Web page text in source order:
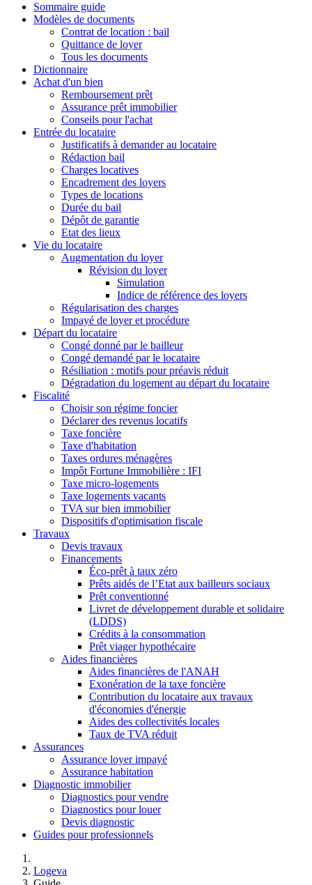
Sommaire guide
Modèles de documents
Contrat de location : bail
Quittance de loyer
Tous les documents
Dictionnaire
Achat d'un bien
Remboursement prêt
Assurance prêt immobilier
Conseils pour l'achat
Entrée du locataire
Justificatifs à demander au locataire
Rédaction bail
Charges locatives
Encadrement des loyers
Types de locations
Durée du bail
Dépôt de garantie
Etat des lieux
Vie du locataire
Augmentation du loyer
Révision du loyer
Simulation
Indice de référence des loyers
Régularisation des charges
Impayé de loyer et procédure
Départ du locataire
Congé donné par le bailleur
Congé demandé par le locataire
Résiliation : motifs pour préavis réduit
Dégradation du logement au départ du locataire
Fiscalité
Choisir son régime foncier
Déclarer des revenus locatifs
Taxe foncière
Taxe d'habitation
Taxes ordures ménagères
Impôt Fortune Immobilière : IFI
Taxe micro-logements
Taxe logements vacants
TVA sur bien immobilier
Dispositifs d'optimisation fiscale
Travaux
Devis travaux
Financements
Éco-prêt à taux zéro
Prêts aidés de l’Etat aux bailleurs sociaux
Prêt conventionné
Livret de développement durable et solidaire
(LDDS)
Crédits à la consommation
Prêt viager hypothécaire
Aides financières
Aides financières de l'ANAH
Exonération de la taxe foncière
Contribution du locataire aux travaux
d'économies d'énergie
Aides des collectivités locales
Taux de TVA réduit
Assurances
Assurance loyer impayé
Assurance habitation
Diagnostic immobilier
Diagnostics pour vendre
Diagnostics pour louer
Devis diagnostic
Guides pour professionnels
Logeva